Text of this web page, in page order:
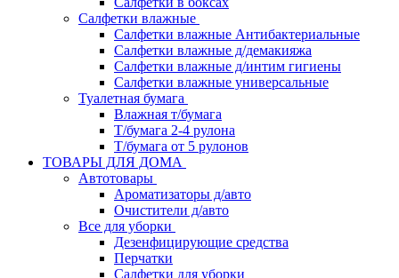
Салфетки влажные
Салфетки влажные Антибактериальные
Салфетки влажные д/демакияжа
Салфетки влажные д/интим гигиены
Салфетки влажные универсальные
Туалетная бумага
Влажная т/бумага
Т/бумага 2-4 рулона
Т/бумага от 5 рулонов
ТОВАРЫ ДЛЯ ДОМА
Автотовары
Ароматизаторы д/авто
Очистители д/авто
Все для уборки
Дезенфицирующие средства
Перчатки
Салфетки для уборки